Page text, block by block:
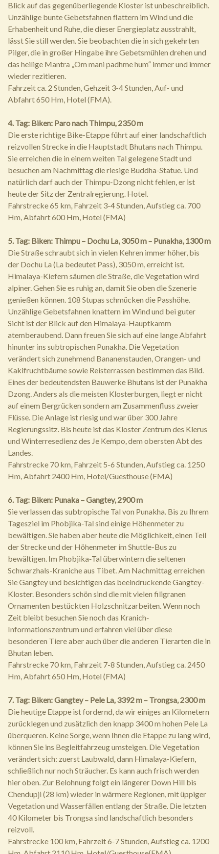
Blick auf das gegenüberliegende Kloster ist unbeschreiblich.
Unzählige bunte Gebetsfahnen flattern im Wind und die
Erhabenheit und Ruhe, die dieser Energieplatz ausstrahlt,
lässt Sie still werden. Sie beobachten die in sich gekehrten
Pilger, die in großer Hingabe ihre Gebetsmühlen drehen und
das heilige Mantra „Om mani padhme hum“ immer und immer
wieder rezitieren.
Fahrzeit ca. 2 Stunden, Gehzeit 3-4 Stunden, Auf- und
Abfahrt 650 Hm, Hotel (FMA).
4. Tag: Biken: Paro nach Thimpu, 2350 m
Die erste richtige Bike-Etappe führt auf einer landschaftlich
reizvollen Strecke in die Hauptstadt Bhutans nach Thimpu.
Sie erreichen die in einem weiten Tal gelegene Stadt und
besuchen am Nachmittag die riesige Buddha-Statue. Und
natürlich darf auch der Thimpu-Dzong nicht fehlen, er ist
heute der Sitz der Zentralregierung. Hotel.
Fahrstrecke 65 km, Fahrzeit 3-4 Stunden, Aufstieg ca. 700
Hm, Abfahrt 600 Hm, Hotel (FMA)
5. Tag: Biken: Thimpu – Dochu La, 3050 m – Punakha, 1300 m
Die Straße schraubt sich in vielen Kehren immer höher, bis
der Dochu La (La bedeutet Pass), 3050 m, erreicht ist.
Himalaya-Kiefern säumen die Straße, die Vegetation wird
alpiner. Gehen Sie es ruhig an, damit Sie oben die Szenerie
genießen können. 108 Stupas schmücken die Passhöhe.
Unzählige Gebetsfahnen knattern im Wind und bei guter
Sicht ist der Blick auf den Himalaya-Hauptkamm
atemberaubend. Dann freuen Sie sich auf eine lange Abfahrt
hinunter ins subtropischen Punakha. Die Vegetation
verändert sich zunehmend Bananenstauden, Orangen- und
Kakifruchtbäume sowie Reisterrassen bestimmen das Bild.
Eines der bedeutendsten Bauwerke Bhutans ist der Punakha
Dzong. Anders als die meisten Klosterburgen, liegt er nicht
auf einem Bergrücken sondern am Zusammenfluss zweier
Flüsse. Die Anlage ist riesig und war über 300 Jahre
Regierungssitz. Bis heute ist das Kloster Zentrum des Klerus
und Winterresedienz des Je Kempo, dem obersten Abt des
Landes.
Fahrstrecke 70 km, Fahrzeit 5-6 Stunden, Aufstieg ca. 1250
Hm, Abfahrt 2400 Hm, Hotel/Guesthouse (FMA)
6. Tag: Biken: Punaka – Gangtey, 2900 m
Sie verlassen das subtropische Tal von Punakha. Bis zu Ihrem
Tagesziel im Phobjika-Tal sind einige Höhenmeter zu
bewältigen. Sie haben aber heute die Möglichkeit, einen Teil
der Strecke und der Höhenmeter im Shuttle-Bus zu
bewältigen. Im Phobjika-Tal überwintern die seltenen
Schwarzhals-Kraniche aus Tibet. Am Nachmittag erreichen
Sie Gangtey und besichtigen das beeindruckende Gangtey-
Kloster. Besonders schön sind die mit vielen filigranen
Ornamenten bestückten Holzschnitzarbeiten. Wenn noch
Zeit bleibt besuchen Sie noch das Kranich-
Informationszentrum und erfahren viel über diese
besonderen Tiere aber auch über die anderen Tierarten die in
Bhutan leben.
Fahrstrecke 70 km, Fahrzeit 7-8 Stunden, Aufstieg ca. 2450
Hm, Abfahrt 650 Hm, Hotel (FMA)
7. Tag: Biken: Gangtey – Pele La, 3392 m – Trongsa, 2300 m
Die heutige Etappe ist fordernd, da wir einiges an Kilometern
zurücklegen und zusätzlich den knapp 3400 m hohen Pele La
überqueren. Keine Sorge, wenn Ihnen die Etappe zu lang wird,
können Sie ins Begleitfahrzeug umsteigen. Die Vegetation
verändert sich: zuerst Laubwald, dann Himalaya-Kiefern,
schließlich nur noch Sträucher. Es kann auch frisch werden
hier oben. Zur Belohnung folgt ein längerer Down Hill bis
Chendupji (28 km) wieder in wärmere Regionen, mit üppiger
Vegetation und Wasserfällen entlang der Straße. Die letzten
40 Kilometer bis Trongsa sind landschaftlich besonders
reizvoll.
Fahrstrecke 100 km, Fahrzeit 6-7 Stunden, Aufstieg ca. 1200